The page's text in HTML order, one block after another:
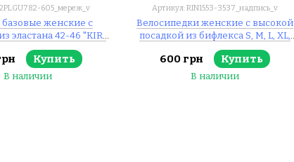
605_мереж_v
женские с
эластана 42-46 "KIRI
от прямого
Купить
В наличии
Артикул: RIN1553-3537_надпись_v
Велосипедки женские с высокой
посадкой из бифлекса S, M, L, XL,
XXL (2цв) "OPTSHOP" недорого от
прямого поставщика
600 грн Купить
В наличии